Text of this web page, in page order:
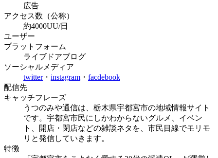
広告
アクセス数（公称）
約4000UU/日
ユーザー
プラットフォーム
ライブドアブログ
ソーシャルメディア
twitter・ instagram ・ facdebook
配信先
キャッチフレーズ
うつのみや通信は、栃木県宇都宮市の地域情報サイト
です。宇都宮市民にしかわからないグルメ、イベン
ト、開店・閉店などの雑談ネタを、市民目線でモリモ
リと発信していきます。
特徴